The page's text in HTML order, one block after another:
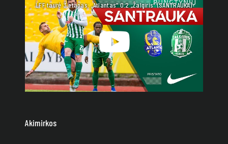
LFF taurė 3 etapas: „Atlantas“ 0:2 „Žalgiris“ (SANTRAUKA)
Akimirkos